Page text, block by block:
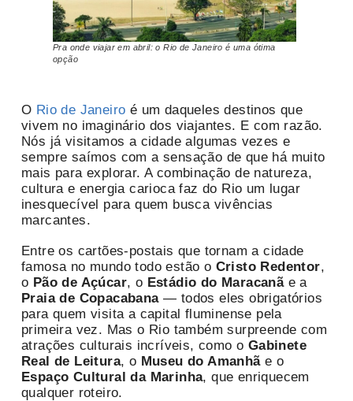
Pra onde viajar em abril: o Rio de Janeiro é uma ótima
opção
O Rio de Janeiro é um daqueles destinos que
vivem no imaginário dos viajantes. E com razão.
Nós já visitamos a cidade algumas vezes e
sempre saímos com a sensação de que há muito
mais para explorar. A combinação de natureza,
cultura e energia carioca faz do Rio um lugar
inesquecível para quem busca vivências
marcantes.
Entre os cartões-postais que tornam a cidade
famosa no mundo todo estão o Cristo Redentor,
o Pão de Açúcar, o Estádio do Maracanãe a
Praia de Copacabana— todos eles obrigatórios
para quem visita a capital fluminense pela
primeira vez. Mas o Rio também surpreende com
atrações culturais incríveis, como o Gabinete
Real de Leitura, o Museu do Amanhãe o
Espaço Cultural da Marinha, que enriquecem
qualquer roteiro.